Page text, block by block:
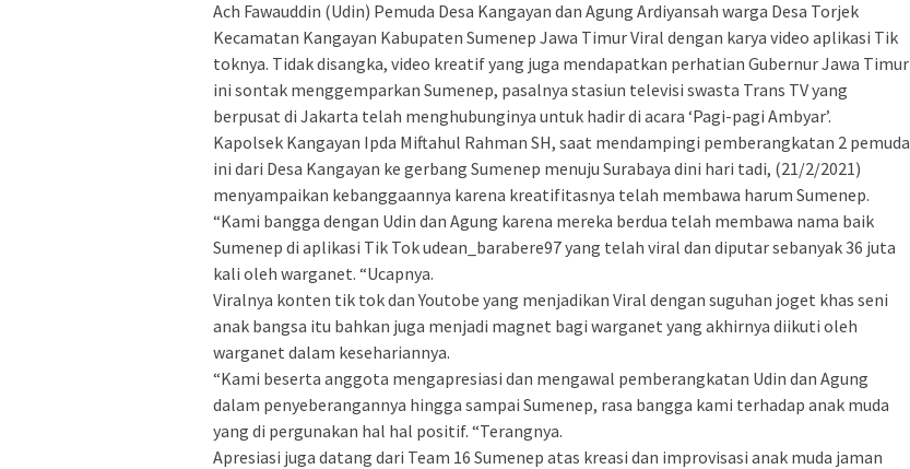
Ach Fawauddin (Udin) Pemuda Desa Kangayan dan Agung Ardiyansah warga Desa Torjek
Kecamatan Kangayan Kabupaten Sumenep Jawa Timur Viral dengan karya video aplikasi Tik
toknya. Tidak disangka, video kreatif yang juga mendapatkan perhatian Gubernur Jawa Timur
ini sontak menggemparkan Sumenep, pasalnya stasiun televisi swasta Trans TV yang
berpusat di Jakarta telah menghubunginya untuk hadir di acara ‘Pagi-pagi Ambyar’.
Kapolsek Kangayan Ipda Miftahul Rahman SH, saat mendampingi pemberangkatan 2 pemuda
ini dari Desa Kangayan ke gerbang Sumenep menuju Surabaya dini hari tadi, (21/2/2021)
menyampaikan kebanggaannya karena kreatifitasnya telah membawa harum Sumenep.
“Kami bangga dengan Udin dan Agung karena mereka berdua telah membawa nama baik
Sumenep di aplikasi Tik Tok udean_barabere97 yang telah viral dan diputar sebanyak 36 juta
kali oleh warganet. “Ucapnya.
Viralnya konten tik tok dan Youtobe yang menjadikan Viral dengan suguhan joget khas seni
anak bangsa itu bahkan juga menjadi magnet bagi warganet yang akhirnya diikuti oleh
warganet dalam kesehariannya.
“Kami beserta anggota mengapresiasi dan mengawal pemberangkatan Udin dan Agung
dalam penyeberangannya hingga sampai Sumenep, rasa bangga kami terhadap anak muda
yang di pergunakan hal hal positif. “Terangnya.
Apresiasi juga datang dari Team 16 Sumenep atas kreasi dan improvisasi anak muda jaman